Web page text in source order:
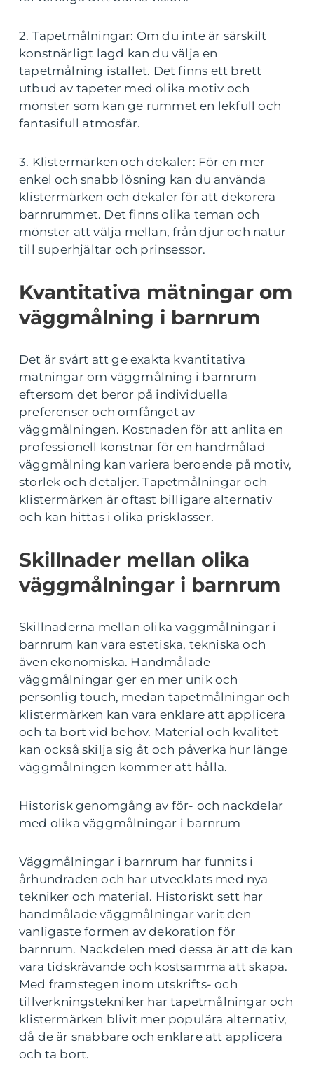
2. Tapetmålningar: Om du inte är särskilt
konstnärligt lagd kan du välja en
tapetmålning istället. Det finns ett brett
utbud av tapeter med olika motiv och
mönster som kan ge rummet en lekfull och
fantasifull atmosfär.
3. Klistermärken och dekaler: För en mer
enkel och snabb lösning kan du använda
klistermärken och dekaler för att dekorera
barnrummet. Det finns olika teman och
mönster att välja mellan, från djur och natur
till superhjältar och prinsessor.
Kvantitativa mätningar om
väggmålning i barnrum
Det är svårt att ge exakta kvantitativa
mätningar om väggmålning i barnrum
eftersom det beror på individuella
preferenser och omfånget av
väggmålningen. Kostnaden för att anlita en
professionell konstnär för en handmålad
väggmålning kan variera beroende på motiv,
storlek och detaljer. Tapetmålningar och
klistermärken är oftast billigare alternativ
och kan hittas i olika prisklasser.
Skillnader mellan olika
väggmålningar i barnrum
Skillnaderna mellan olika väggmålningar i
barnrum kan vara estetiska, tekniska och
även ekonomiska. Handmålade
väggmålningar ger en mer unik och
personlig touch, medan tapetmålningar och
klistermärken kan vara enklare att applicera
och ta bort vid behov. Material och kvalitet
kan också skilja sig åt och påverka hur länge
väggmålningen kommer att hålla.
Historisk genomgång av för- och nackdelar
med olika väggmålningar i barnrum
Väggmålningar i barnrum har funnits i
århundraden och har utvecklats med nya
tekniker och material. Historiskt sett har
handmålade väggmålningar varit den
vanligaste formen av dekoration för
barnrum. Nackdelen med dessa är att de kan
vara tidskrävande och kostsamma att skapa.
Med framstegen inom utskrifts- och
tillverkningstekniker har tapetmålningar och
klistermärken blivit mer populära alternativ,
då de är snabbare och enklare att applicera
och ta bort.